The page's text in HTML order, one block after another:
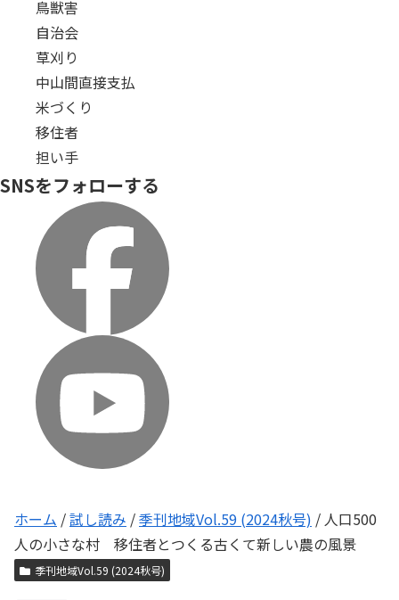
鳥獣害
自治会
草刈り
中山間直接支払
米づくり
移住者
担い手
SNSをフォローする
ホーム /試し読み /季刊地域Vol.59 (2024秋号) /
人の小さな村 移住者とつくる古くて新しい農の風景
季刊地域Vol.59 (2024秋号)